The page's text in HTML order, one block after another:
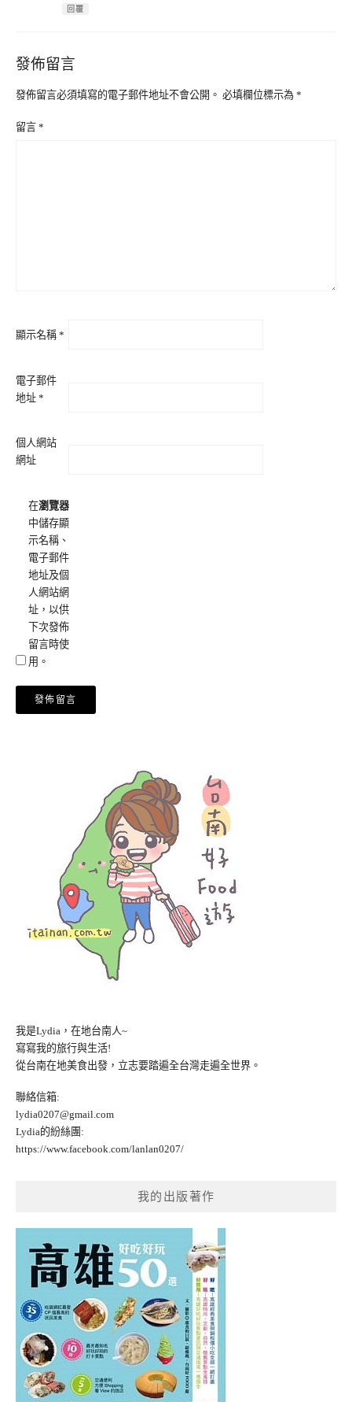
回覆
發佈留言
發佈留言必須填寫的電子郵件地址不會公開。 必填欄位標示為 *
留言 *
顯示名稱 *
電子郵件
地址 *
個人網站
網址
在瀏覽器
中儲存顯
示名稱、
電子郵件
地址及個
人網站網
址，以供
下次發佈
留言時使
用。
我是Lydia，在地台南人~
寫寫我的旅行與生活!
從台南在地美食出發，立志要踏遍全台灣走遍全世界。
聯絡信箱:
lydia0207@gmail.com
Lydia的紛絲團:
https://www.facebook.com/lanlan0207/
我的出版著作